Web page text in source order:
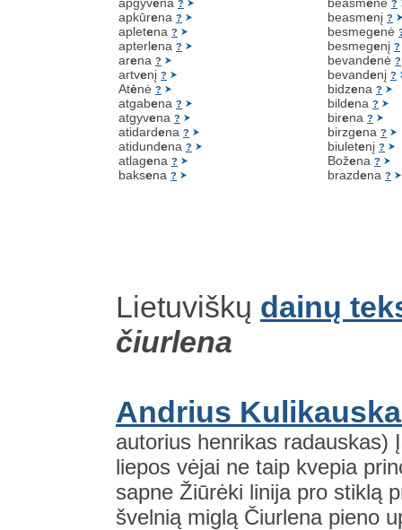
?
apkūrena ?
apletena ?
apterlena ?
arena ?
artvenį ?
Atėnė ?
atgabena ?
atgyvena ?
atidardena ?
atidundena ?
atlagena ?
baksena ?
?
beasmenį ?
besmegenė
besmegenį ?
bevandenė ?
bevandenį ?
bidzena ?
bildena ?
birena ?
birzgena ?
biuletenį ?
Božena ?
brazdena ?
Lietuviškų dainų
čiurlena
Andrius
autorius henrikas radauskas)
liepos vėjai ne taip kvepia
sapne Žiūrėki linija pro stiklą
švelnią miglą Čiurlena pieno